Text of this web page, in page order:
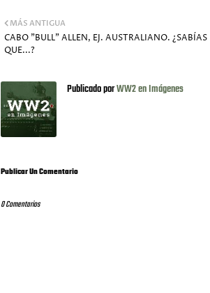
MÁS ANTIGUA
CABO "BULL" ALLEN, EJ. AUSTRALIANO. ¿SABÍAS
QUE...?
Publicado porWW2 en Imágenes
Publicar Un Comentario
0 Comentarios